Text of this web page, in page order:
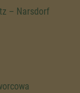
– Narsdorf